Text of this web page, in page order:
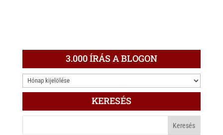
3.000 ÍRÁS A BLOGON
3.000
ÍRÁS
BLOGON
KERESÉS